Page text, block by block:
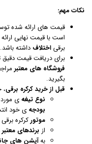
نکات مهم:
قیمت های ارائه شده
است با قیمت نهایی
برقیاختلاف داشته باشد.
برای دریافت قیمت دقیق
فروشگاه های معتبر
بگیرید.
قبل از خرید کرکره برقی،
نوع تیغهی مورد
بودجهی خود
موتورکرکره برقی
از برندهای معتبر
بهآپشن های